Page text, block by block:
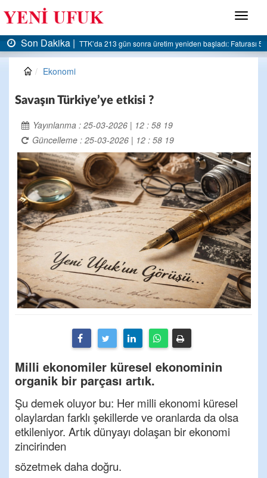
Menü
5 milyar liraya dayandı
Son Dakika |AK Parti Ereğli İlçe Başkanlığı’ndan belediyeye
Ekonomi
Savaşın Türkiye’ye etkisi ?
Yayınlanma : 25-03-2026 | 12 : 58 19
Güncelleme : 25-03-2026 | 12 : 58 19
Milli ekonomiler küresel ekonominin
organik bir parçası artık.
Şu demek oluyor bu: Her milli ekonomi küresel
olaylardan farklı şekillerde ve oranlarda da olsa
etkileniyor. Artık dünyayı dolaşan bir ekonomi
zincirinden
sözetmek daha doğru.